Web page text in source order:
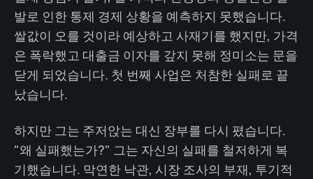
발로 인한 통제 경제 상황을 예측하지 못했습니다.
쌀값이 오를 것이라 예상하고 사재기를 했지만, 가격
은 폭락했고 대출금 이자를 갚지 못해 정미소는 문을
닫게 되었습니다. 첫 번째 사업은 처참한 실패로 끝
났습니다.
하지만 그는 주저앉는 대신 장부를 다시 폈습니다.
"왜 실패했는가?" 그는 자신의 실패를 철저하게 복
기했습니다. 막연한 낙관, 시장 조사의 부재, 투기적